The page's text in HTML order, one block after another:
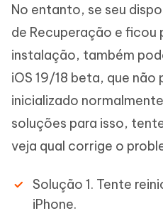
No entanto, se seu
de Recuperação e ficou
instalação, também
iOS 19/18 beta, que não
inicializado
soluções para isso,
veja qual corrige o
Solução 1. Tente
iPhone.